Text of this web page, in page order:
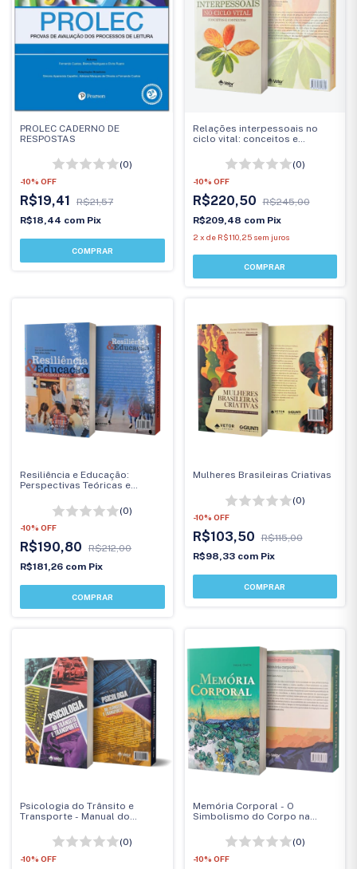
PROLEC CADERNO DE
RESPOSTAS
(0)
-10% OFF
R$19,41
R$21,57
R$18,44 com Pix
Relações interpessoais no
ciclo vital: conceitos e
(0)
-10% OFF
R$220,50
R$245,00
R$209,48 com Pix
2 x de R$110,25 sem juros
Resiliência e Educação:
Perspectivas Teóricas e
(0)
-10% OFF
R$190,80
R$212,00
R$181,26 com Pix
Mulheres Brasileiras Criativas
(0)
-10% OFF
R$103,50
R$115,00
R$98,33 com Pix
Psicologia do Trânsito e
Transporte - Manual do
(0)
-10% OFF
Memória Corporal - O
Simbolismo do Corpo na
Corporal
(0)
-10% OFF